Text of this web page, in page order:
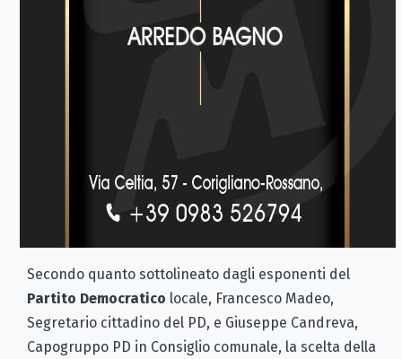
Secondo quanto sottolineato dagli esponenti del
Partito Democratico locale, Francesco Madeo,
Segretario cittadino del PD, e Giuseppe Candreva,
Capogruppo PD in Consiglio comunale, la scelta della